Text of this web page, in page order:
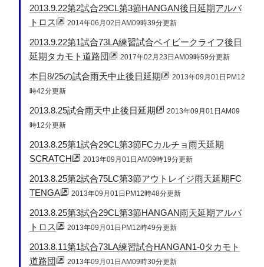
2013.9.22第2試合29CL第3節HANGAN後日延期アルバ
トロス
2014年06月02日AM09時39分更新
2013.9.22第1試合73LA練習試合ベイビークライフ後日
延期タカモト道路団
2017年02月23日AM09時59分更新
本日8/25の試合雨天中止後日延期
2013年09月01日PM12
時42分更新
2013.8.25試合雨天中止後日延期
2013年09月01日AM09
時12分更新
2013.8.25第1試合29CL第3節FCカルチョ雨天延期
SCRATCH
2013年09月01日AM09時19分更新
2013.8.25第2試合75LC第3節アウトレイジ雨天延期FC
TENGA
2013年09月01日PM12時48分更新
2013.8.25第3試合29CL第3節HANGAN雨天延期アルバ
トロス
2013年09月01日PM12時49分更新
2013.8.11第1試合73LA練習試合HANGAN1-0タカモト
道路団
2013年09月01日AM09時30分更新